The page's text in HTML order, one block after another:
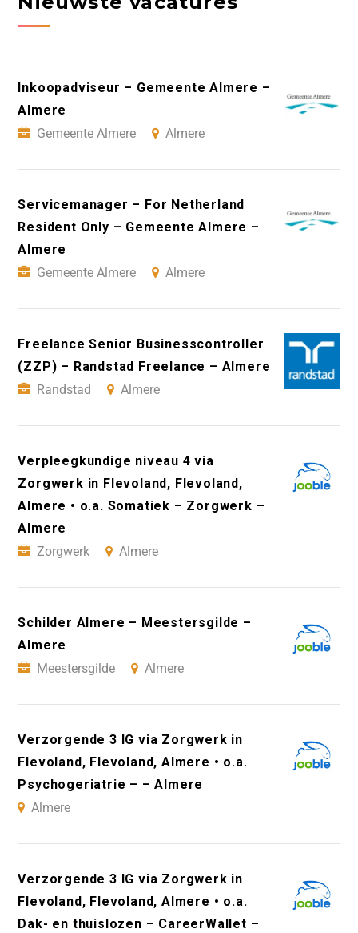
Inkoopadviseur – Gemeente Almere –
Almere
Gemeente Almere
Almere
Servicemanager – For Netherland
Resident Only – Gemeente Almere –
Almere
Gemeente Almere
Almere
Freelance Senior Businesscontroller
(ZZP) – Randstad Freelance – Almere
Randstad
Almere
Verpleegkundige niveau 4 via
Zorgwerk in Flevoland, Flevoland,
Almere • o.a. Somatiek – Zorgwerk –
Almere
Zorgwerk
Almere
Schilder Almere – Meestersgilde –
Almere
Meestersgilde
Almere
Verzorgende 3 IG via Zorgwerk in
Flevoland, Flevoland, Almere • o.a.
Psychogeriatrie – – Almere
Almere
Verzorgende 3 IG via Zorgwerk in
Flevoland, Flevoland, Almere • o.a.
Dak- en thuislozen – CareerWallet –